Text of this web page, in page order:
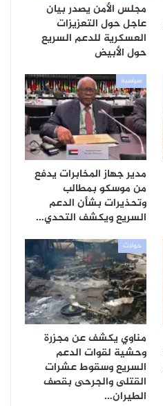
مجلس الأمن يصدر بيان
عاجل حول التعزيزات
العسكرية للدعم السريع
حول الأبيض
سياسية
مدير جهاز المخابرات يدفع
من موسكو بمطالب
وتحذيرات بشأن الدعم
السريع ويكشف التحدي…
حوادث
مناوي يكشف عن مجزرة
وحشية لقوات الدعم
السريع وسقوط عشرات
القتلى والجرحى بقصف
الطيران…